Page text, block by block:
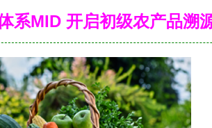
系MID 开启初级农产品溯